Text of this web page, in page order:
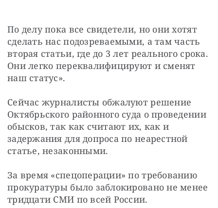
По делу пока все свидетели, но они хотят
сделать нас подозреваемыми, а там часть
вторая статьи, где до 3 лет реального срока.
Они легко переквалифицируют и сменят
наш статус».
Сейчас журналисты обжалуют решение
Октябрьского районного суда о проведении
обысков, так как считают их, как и
задержания для допроса по неарестной
статье, незаконными.
За время «спецоперации» по требованию
прокуратуры было заблокировано не менее
тридцати СМИ по всей России.